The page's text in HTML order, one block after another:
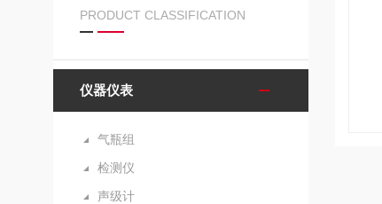
PRODUCT CLASSIFICATION
仪器仪表
气瓶组
检测仪
声级计